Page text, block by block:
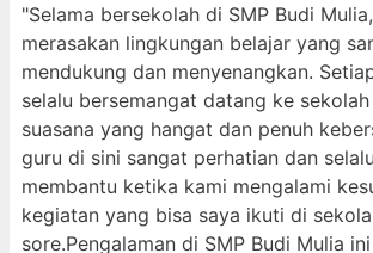
"Selama bersekolah di SMP Budi
merasakan lingkungan belajar yang
mendukung dan menyenangkan.
selalu bersemangat datang ke
suasana yang hangat dan penuh
guru di sini sangat perhatian dan
membantu ketika kami mengalami
kegiatan yang bisa saya ikuti di
sore.Pengalaman di SMP Budi Mulia